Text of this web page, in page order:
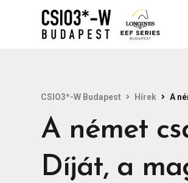
CSIO3*-W Budapest Hírek A
A német
Díját, a